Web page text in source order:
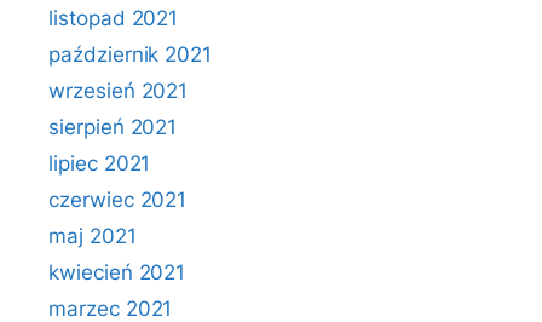
listopad 2021
październik 2021
wrzesień 2021
sierpień 2021
lipiec 2021
czerwiec 2021
maj 2021
kwiecień 2021
marzec 2021